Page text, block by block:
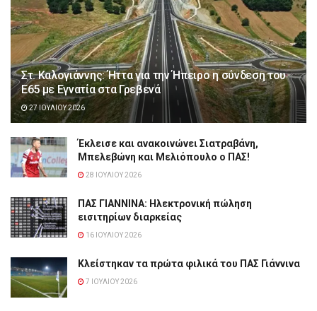
Στ. Καλογιάννης: Ήττα για την Ήπειρο η σύνδεση του
Ε65 με Εγνατία στα Γρεβενά
27 ΙΟΥΛΊΟΥ 2026
Έκλεισε και ανακοινώνει Σιατραβάνη,
Μπελεβώνη και Μελιόπουλο ο ΠΑΣ!
28 ΙΟΥΛΊΟΥ 2026
ΠΑΣ ΓΙΑΝΝΙΝΑ: Hλεκτρονική πώληση
εισιτηρίων διαρκείας
16 ΙΟΥΛΊΟΥ 2026
Κλείστηκαν τα πρώτα φιλικά του ΠΑΣ Γιάννινα
7 ΙΟΥΛΊΟΥ 2026